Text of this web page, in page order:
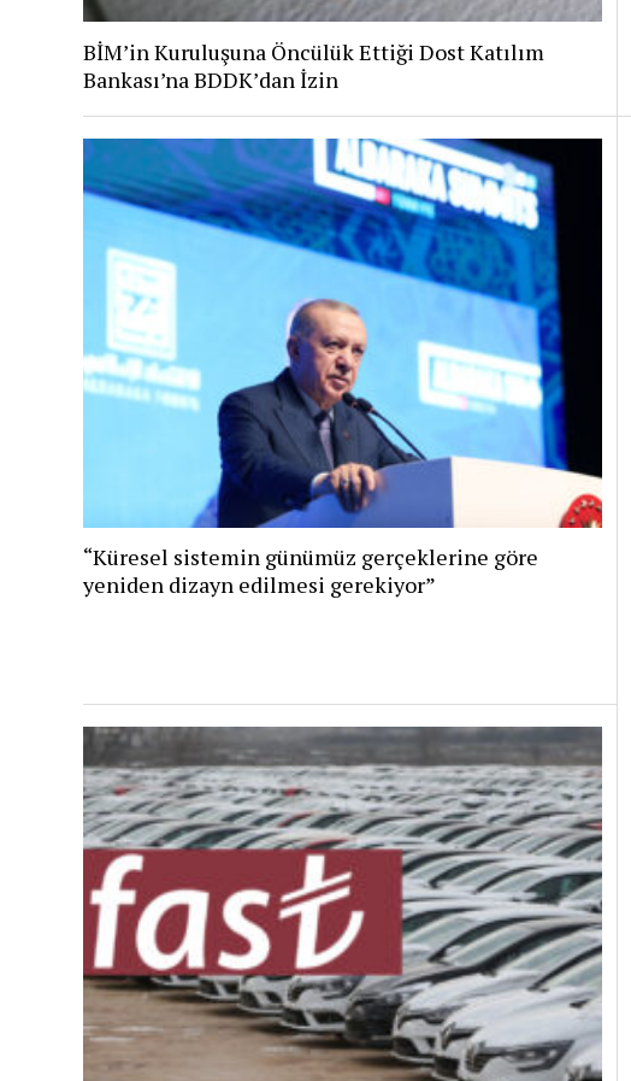
BİM’in Kuruluşuna Öncülük Ettiği Dost Katılım
Bankası’na BDDK’dan İzin
“Küresel sistemin günümüz gerçeklerine göre
yeniden dizayn edilmesi gerekiyor”